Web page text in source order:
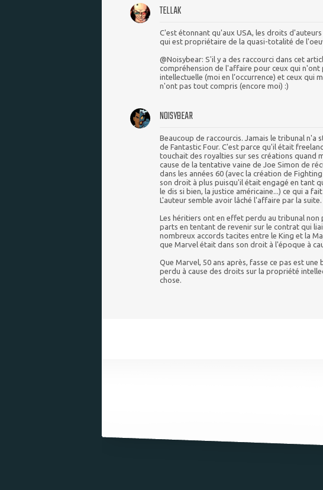
TELLAK
C'est étonnant qu'aux USA, les droits
qui est propriétaire de la quasi-totalité de
@Noisybear: S'il y a des raccourci dans cet
compréhension de l'affaire pour ceux qui
intellectuelle (moi en l’occurrence) et ceux qui
n'ont pas tout compris (encore moi) :)
NOISYBEAR
Beaucoup de raccourcis. Jamais le tribunal n'a
de Fantastic Four. C'est parce qu'il était
touchait des royalties sur ses créations quand
cause de la tentative vaine de Joe Simon de
dans les années 60 (avec la création de
son droit à plus puisqu'il était engagé en tant
le dis si bien, la justice américaine...) ce qui a
L'auteur semble avoir lâché l'affaire par la suite.
Les héritiers ont en effet perdu au tribunal
parts en tentant de revenir sur le contrat qui
nombreux accords tacites entre le King et la
que Marvel était dans son droit à l'époque à
Que Marvel, 50 ans après, fasse ce pas est
perdu à cause des droits sur la propriété
chose.